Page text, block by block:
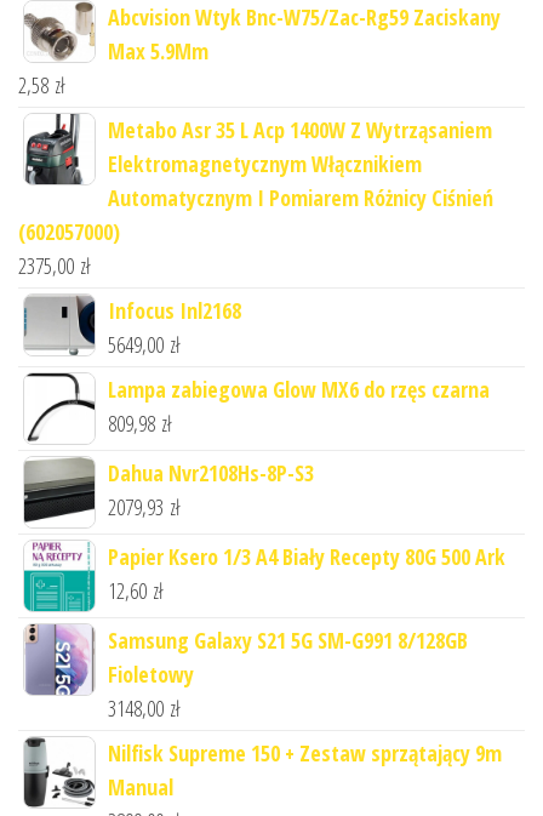
Abcvision Wtyk Bnc-W75/Zac-Rg59 Zaciskany
Max 5.9Mm
2,58 zł
Metabo Asr 35 L Acp 1400W Z Wytrząsaniem
Elektromagnetycznym Włącznikiem
Automatycznym I Pomiarem Różnicy Ciśnień
(602057000)
2375,00 zł
Infocus Inl2168
5649,00 zł
Lampa zabiegowa Glow MX6 do rzęs czarna
809,98 zł
Dahua Nvr2108Hs-8P-S3
2079,93 zł
Papier Ksero 1/3 A4 Biały Recepty 80G 500 Ark
12,60 zł
Samsung Galaxy S21 5G SM-G991 8/128GB
Fioletowy
3148,00 zł
Nilfisk Supreme 150 + Zestaw sprzątający 9m
Manual